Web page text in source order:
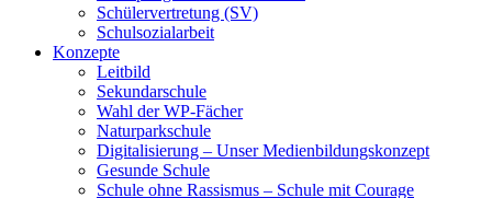
Schülervertretung (SV)
Schulsozialarbeit
Konzepte
Leitbild
Sekundarschule
Wahl der WP-Fächer
Naturparkschule
Digitalisierung – Unser Medienbildungskonzept
Gesunde Schule
Schule ohne Rassismus – Schule mit Courage